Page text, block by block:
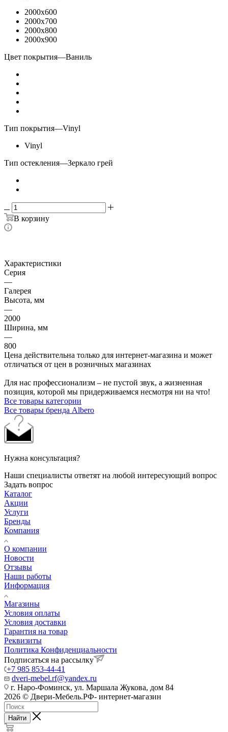
2000x600
2000x700
2000x800
2000x900
Цвет покрытия—Ваниль
Тип покрытия—Vinyl
Vinyl
Тип остекления—Зеркало грей
В корзину
Характеристики
Серия
—
Галерея
Высота, мм
—
2000
Ширина, мм
—
800
Цена действительна только для интернет-магазина и может
отличаться от цен в розничных магазинах
Для нас профессионализм – не пустой звук, а жизненная
позиция, которой мы придерживаемся несмотря ни на что!
Все товары категории
Все товары бренда Albero
Нужна консультация?
Наши специалисты ответят на любой интересующий вопрос
Задать вопрос
Каталог
Акции
Услуги
Бренды
Компания
О компании
Новости
Отзывы
Наши работы
Информация
Магазины
Условия оплаты
Условия доставки
Гарантия на товар
Реквизиты
Политика Конфиденциальности
Подписаться на рассылку
+7 985 853-44-41
dveri-mebel.rf@yandex.ru
г. Наро-Фоминск, ул. Маршала Жукова, дом 84
2026 © Двери-Мебель.РФ- интернет-магазин
Найти